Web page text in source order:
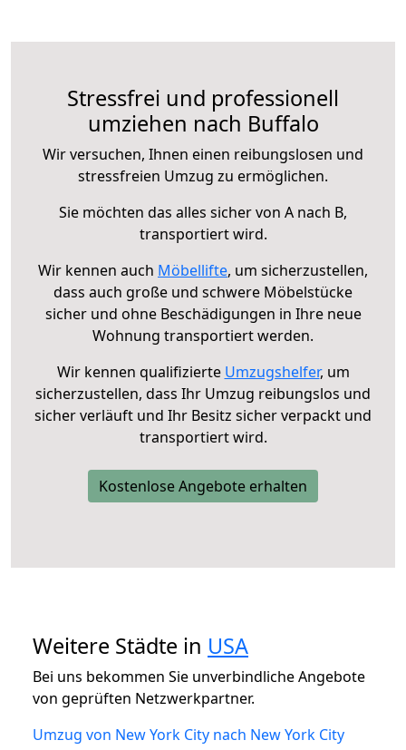
Stressfrei und professionell
umziehen nach Buffalo
Wir versuchen, Ihnen einen reibungslosen und
stressfreien Umzug zu ermöglichen.
Sie möchten das alles sicher von A nach B,
transportiert wird.
Wir kennen auch Möbellifte, um sicherzustellen,
dass auch große und schwere Möbelstücke
sicher und ohne Beschädigungen in Ihre neue
Wohnung transportiert werden.
Wir kennen qualifizierte Umzugshelfer, um
sicherzustellen, dass Ihr Umzug reibungslos und
sicher verläuft und Ihr Besitz sicher verpackt und
transportiert wird.
Kostenlose Angebote erhalten
Weitere Städte in USA
Bei uns bekommen Sie unverbindliche Angebote
von geprüften Netzwerkpartner.
Umzug von New York City nach New York City